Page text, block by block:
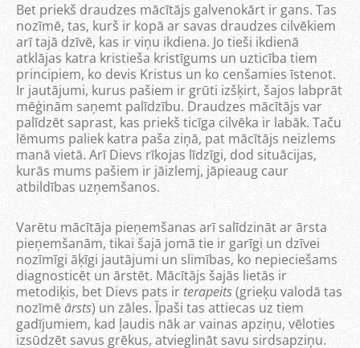
Bet priekš draudzes mācītājs galvenokārt ir gans. Tas
nozīmē, tas, kurš ir kopā ar savas draudzes cilvēkiem
arī tajā dzīvē, kas ir viņu ikdiena. Jo tieši ikdienā
atklājas katra kristieša kristīgums un uzticība tiem
principiem, ko devis Kristus un ko cenšamies īstenot.
Ir jautājumi, kurus pašiem ir grūti izšķirt, šajos labprāt
mēģinām saņemt palīdzību. Draudzes mācītājs var
palīdzēt saprast, kas priekš ticīga cilvēka ir labāk. Taču
lēmums paliek katra paša ziņā, pat mācītājs neizlems
manā vietā. Arī Dievs rīkojas līdzīgi, dod situācijas,
kurās mums pašiem ir jāizlemj, jāpieaug caur
atbildības uzņemšanos.
Varētu mācītāja pieņemšanas arī salīdzināt ar ārsta
pieņemšanām, tikai šajā jomā tie ir garīgi un dzīvei
nozīmīgi āķīgi jautājumi un slimības, ko nepieciešams
diagnosticēt un ārstēt. Mācītājs šajās lietās ir
metodiķis, bet Dievs pats irterapeits(grieķu valodā tas
nozīmē ārsts) un zāles. Īpaši tas attiecas uz tiem
gadījumiem, kad ļaudis nāk ar vainas apziņu, vēloties
izsūdzēt savus grēkus, atvieglināt savu sirdsapziņu.